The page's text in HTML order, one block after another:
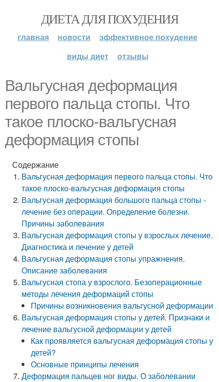
ДИЕТА ДЛЯ ПОХУДЕНИЯ
главная новости
эффективное похудение
виды диет
отзывы
Вальгусная деформация
первого пальца стопы. Что
такое плоско-вальгусная
деформация стопы
Содержание
Вальгусная деформация первого пальца стопы. Что
такое плоско-вальгусная деформация стопы
Вальгусная деформация большого пальца стопы -
лечение без операции. Определение болезни.
Причины заболевания
Вальгусная деформация стопы у взрослых лечение.
Диагностика и лечение у детей
Вальгусная деформация стопы упражнения.
Описание заболевания
Вальгусная стопа у взрослого. Безоперационные
методы лечения деформаций стопы
Причины возникновения вальгусной деформации
Вальгусная деформация стопы у детей. Признаки и
лечение вальгусной деформации у детей
Как проявляется вальгусная деформация стопы у
детей?
Основные принципы лечения
Деформация пальцев ног виды. О заболевании